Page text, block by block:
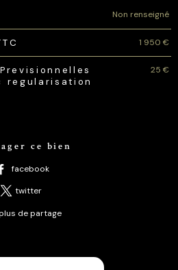
Non renseigné
1 950 €
regularisation
25 €
ce bien
facebook
twitter
de partage